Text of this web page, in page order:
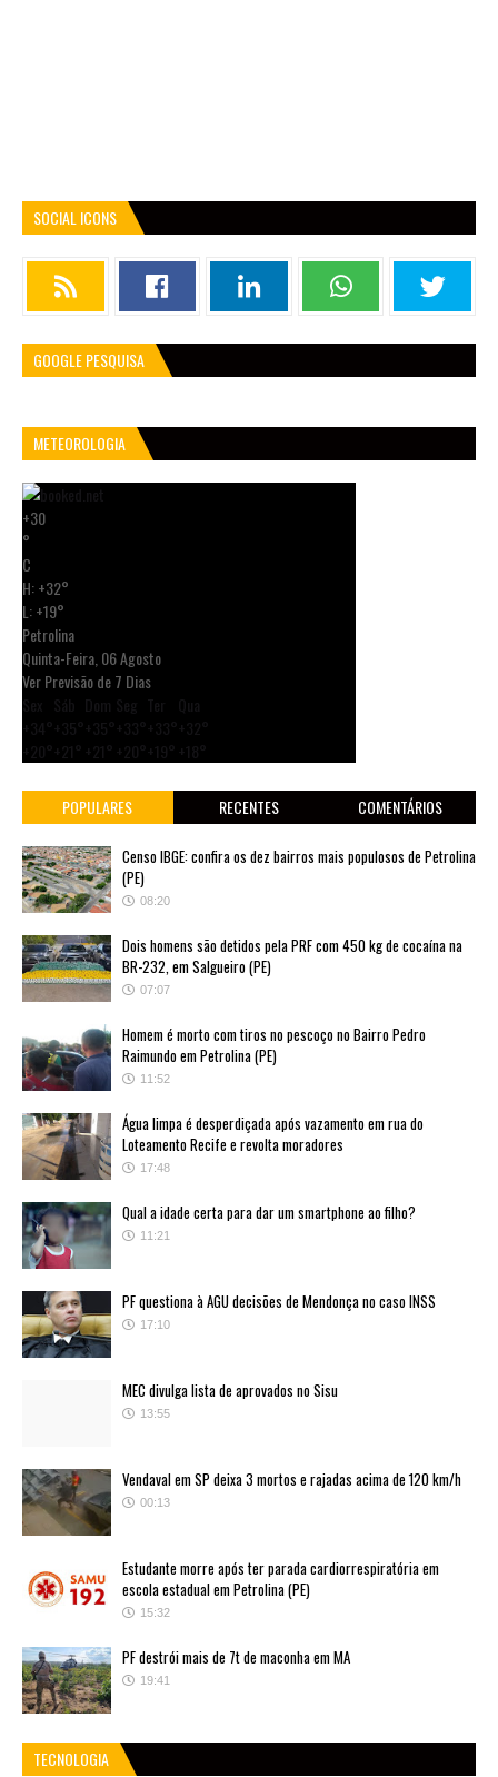
SOCIAL ICONS
GOOGLE PESQUISA
METEOROLOGIA
+30
°
C
H:+32°
L:+19°
Petrolina
Quinta-Feira, 06 Agosto
Ver Previsão de 7 Dias
POPULARES RECENTES COMENTÁRIOS
Censo IBGE: confira os dez bairros mais populosos de Petrolina
(PE)
08:20
Dois homens são detidos pela PRF com 450 kg de cocaína na
BR-232, em Salgueiro (PE)
07:07
Homem é morto com tiros no pescoço no Bairro Pedro
Raimundo em Petrolina (PE)
11:52
Água limpa é desperdiçada após vazamento em rua do
Loteamento Recife e revolta moradores
17:48
Qual a idade certa para dar um smartphone ao filho?
11:21
PF questiona à AGU decisões de Mendonça no caso INSS
17:10
MEC divulga lista de aprovados no Sisu
13:55
Vendaval em SP deixa 3 mortos e rajadas acima de 120 km/h
00:13
Estudante morre após ter parada cardiorrespiratória em
escola estadual em Petrolina (PE)
15:32
PF destrói mais de 7t de maconha em MA
19:41
TECNOLOGIA